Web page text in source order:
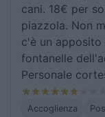
cani. 18€ per
piazzola. Non
c'è un
fontanelle
Personale
Accoglienza